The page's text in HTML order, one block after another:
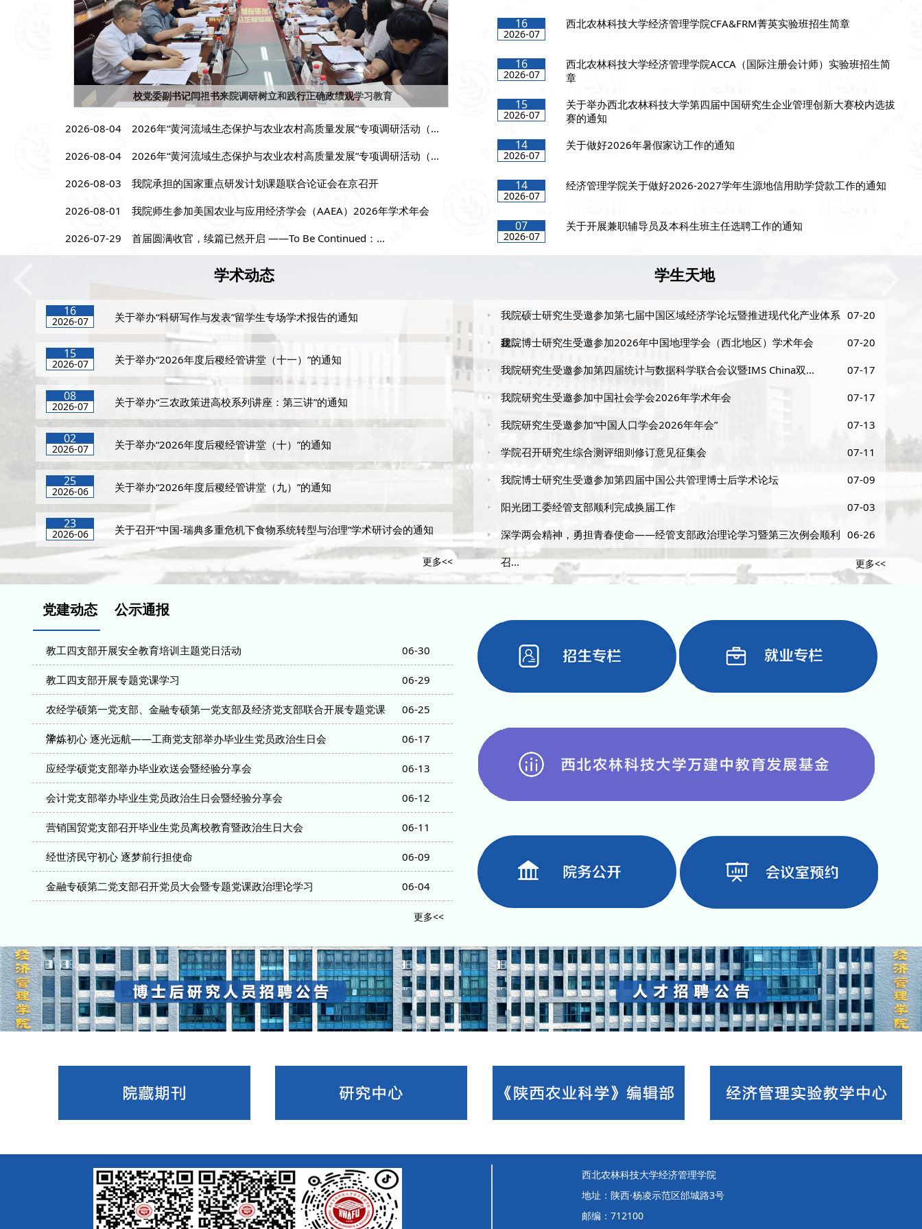
校党委副书记闫祖书来院调研树立和践行正确政绩观学习教育
2026-08-04
2026年“黄河流域生态保护与农业农村高质量发展”专项调研活动（...
2026-08-04
2026年“黄河流域生态保护与农业农村高质量发展”专项调研活动（...
2026-08-03
我院承担的国家重点研发计划课题联合论证会在京召开
2026-08-01
我院师生参加美国农业与应用经济学会（AAEA）2026年学术年会
2026-07-29
首届圆满收官，续篇已然开启 ——To Be Continued：...
16
2026-07
西北农林科技大学经济管理学院CFA&FRM菁英实验班招生简章
16
2026-07
西北农林科技大学经济管理学院ACCA（国际注册会计师）实验班招生简
章
15
2026-07
关于举办西北农林科技大学第四届中国研究生企业管理创新大赛校内选拔
赛的通知
14
2026-07
关于做好2026年暑假家访工作的通知
14
2026-07
经济管理学院关于做好2026-2027学年生源地信用助学贷款工作的通知
07
2026-07
关于开展兼职辅导员及本科生班主任选聘工作的通知
学术动态
16
2026-07 关于举办“科研写作与发表”留学生专场学术报告的通知
15
2026-07 关于举办“2026年度后稷经管讲堂（十一）”的通知
08
2026-07 关于举办“三农政策进高校系列讲座：第三讲”的通知
02
2026-07 关于举办“2026年度后稷经管讲堂（十）”的通知
25
2026-06 关于举办“2026年度后稷经管讲堂（九）”的通知
23
2026-06 关于召开“中国-瑞典多重危机下食物系统转型与治理”学术研讨会的通知
更多<<
学生天地
07-20
我院硕士研究生受邀参加第七届中国区域经济学论坛暨推进现代化产业体系
建...
07-20
我院博士研究生受邀参加2026年中国地理学会（西北地区）学术年会
07-17
我院研究生受邀参加第四届统计与数据科学联合会议暨IMS China双...
07-17
我院研究生受邀参加中国社会学会2026年学术年会
07-13
我院研究生受邀参加“中国人口学会2026年年会”
07-11
学院召开研究生综合测评细则修订意见征集会
07-09
我院博士研究生受邀参加第四届中国公共管理博士后学术论坛
07-03
阳光团工委经管支部顺利完成换届工作
06-26
深学两会精神，勇担青春使命——经管支部政治理论学习暨第三次例会顺利
召...
更多<<
党建动态 公示通报
06-30
教工四支部开展安全教育培训主题党日活动
06-29
教工四支部开展专题党课学习
06-25
农经学硕第一党支部、金融专硕第一党支部及经济党支部联合开展专题党课
学... 06-17
淬炼初心 逐光远航——工商党支部举办毕业生党员政治生日会
06-13
应经学硕党支部举办毕业欢送会暨经验分享会
06-12
会计党支部举办毕业生党员政治生日会暨经验分享会
06-11
营销国贸党支部召开毕业生党员离校教育暨政治生日大会
06-09
经世济民守初心 逐梦前行担使命
06-04
金融专硕第二党支部召开党员大会暨专题党课政治理论学习
更多<<
07-13
关于2026年经济管理学院研究生科研创新项目拟立项结果的公示
关于我校2026年陕西省大学生到省国资委及其下属企业实习见习遴选结果...
关于学院2026级本科生班主任助理拟聘人选的公示
07-01
西北农林科技大学经济管理学院院史馆设计方案（含施工图）（二次）招标
06-30
项目废标公告
西北农林科技大学经济管理学院院史馆设计方案（含施工图）招标公告
西北农林科技大学经济管理学院全国农村固定观察点数据库单一采购公示
西北农林科技大学经济管理学院
地址：陕西·杨凌示范区邰城路3号
邮编：712100